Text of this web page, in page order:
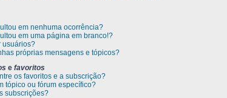
em nenhuma ocorrência?
em uma página em branco!?
usuários?
próprias mensagens e tópicos?
e favoritos
os favoritos e a subscrição?
tópico ou fórum específico?
subscrições?